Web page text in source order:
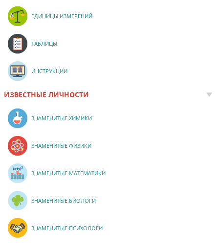
ЕДИНИЦЫ ИЗМЕРЕНИЙ
ТАБЛИЦЫ
ИНСТРУКЦИИ
ИЗВЕСТНЫЕ ЛИЧНОСТИ
ЗНАМЕНИТЫЕ ХИМИКИ
ЗНАМЕНИТЫЕ ФИЗИКИ
ЗНАМЕНИТЫЕ МАТЕМАТИКИ
ЗНАМЕНИТЫЕ БИОЛОГИ
ЗНАМЕНИТЫЕ ПСИХОЛОГИ